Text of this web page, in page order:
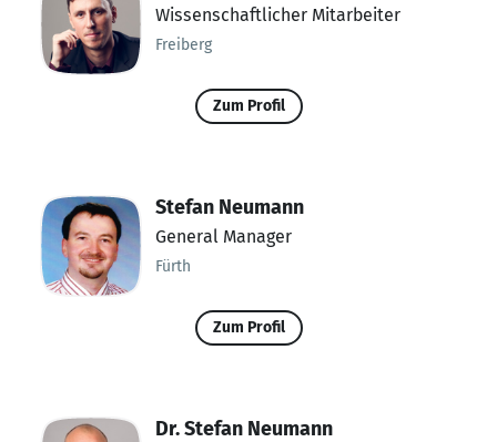
Wissenschaftlicher Mitarbeiter
Freiberg
Zum Profil
Stefan Neumann
General Manager
Fürth
Zum Profil
Dr. Stefan Neumann